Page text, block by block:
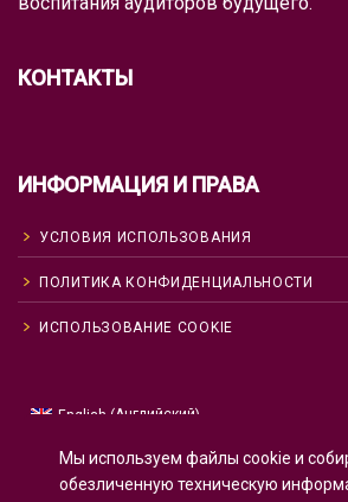
КОНТАКТЫ
ИНФОРМАЦИЯ И ПРАВА
УСЛОВИЯ ИСПОЛЬЗОВАНИЯ
ПОЛИТИКА КОНФИДЕНЦИАЛЬНОСТИ
ИСПОЛЬЗОВАНИЕ COOKIE
English (Английский)
Русский
Español(Испанский)
Мы используем файлы cookie и
обезличенную техническую